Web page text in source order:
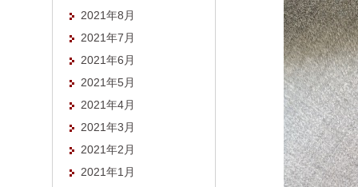
2021年8月
2021年7月
2021年6月
2021年5月
2021年4月
2021年3月
2021年2月
2021年1月